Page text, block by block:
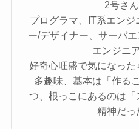
2号さ
プログラマ、IT系エン
ー/デザイナー、サーバ
エンジニ
好奇心旺盛で気になっ
多趣味、基本は「作る
つ、根っこにあるのは
精神だっ